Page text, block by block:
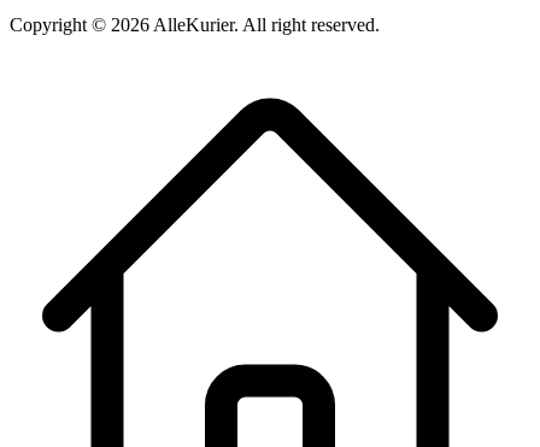
Copyright © 2026 AlleKurier. All right reserved.